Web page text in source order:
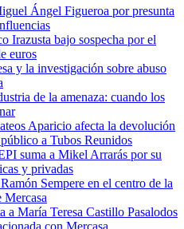
Ángel Figueroa por presunta
Irazusta bajo sospecha por el
euros
y la investigación sobre abuso
de la amenaza: cuando los
Aparicio afecta la devolución
a Tubos Reunidos
suma a Mikel Arrarás por su
y privadas
Sempere en el centro de la
Mercasa
a María Teresa Castillo Pasalodos
con Mercasa